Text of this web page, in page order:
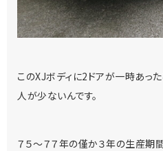
このXJボディに2ドアが一時あっ
人が少ないんです。
７５～７７年の僅か３年の生産期